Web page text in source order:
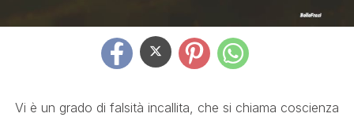
Vi è un grado di falsità incallita, che si chiama coscienza